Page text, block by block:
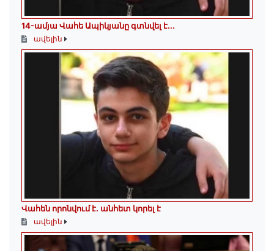
14-ամյա Վահե Ապիկյանը գտնվել է...
ավելին
Վահեն որոնվում է․ անհետ կորել է
ավելին